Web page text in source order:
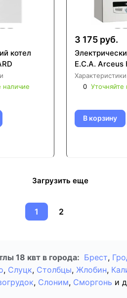
котел
наличие
3 175 руб.
E.C.A. Arceus
Характеристики
0 Уточняйте
В корзину
Загрузить еще
1 2
18 квт в города: Брест,
, Слуцк, Столбцы, Жлобин,
, Слоним, Сморгонь и